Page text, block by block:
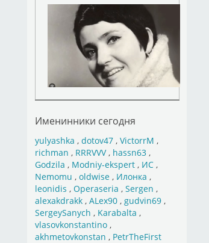
Именинники сегодня
yulyashka , dotov47, VictorrM ,
richman , RRRVVV, hassn63,
Godzila , Modniy-ekspert, ИС,
Nemomu , oldwise, Илонка ,
leonidis , Operaseria , Sergen ,
alexakdrakk, ALex90, gudvin69,
SergeySanych , Karabalta ,
vlasovkonstantino,
akhmetovkonstan , PetrTheFirst